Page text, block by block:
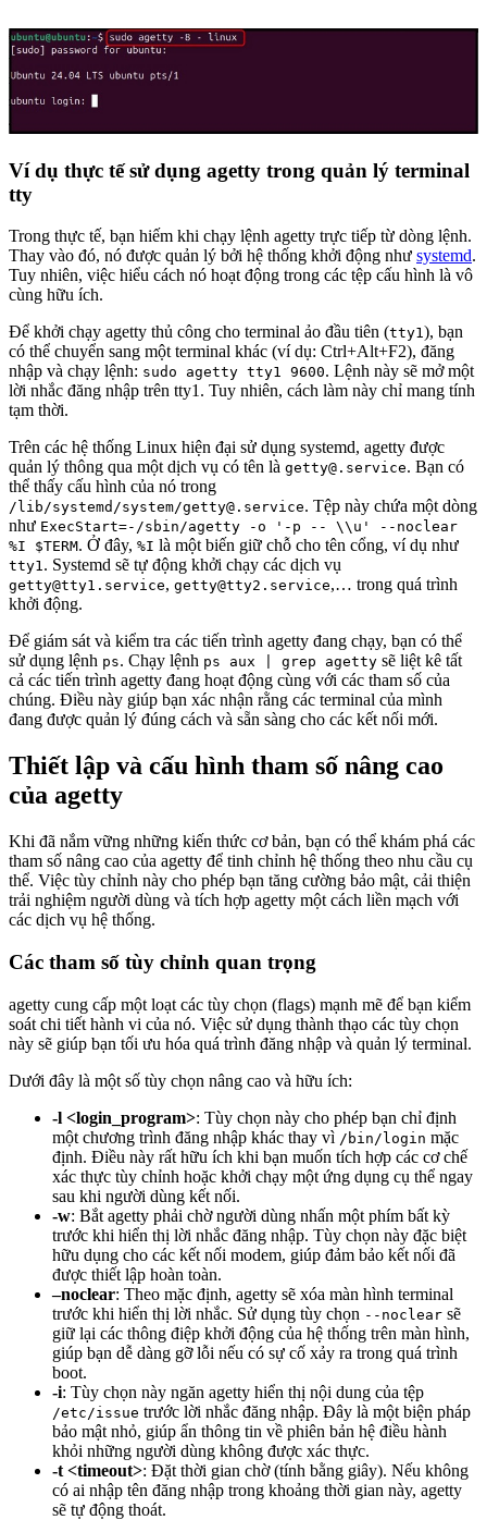
Ví dụ thực tế sử dụng agetty trong quản lý terminal
tty
Trong thực tế, bạn hiếm khi chạy lệnh agetty trực tiếp từ dòng lệnh.
Thay vào đó, nó được quản lý bởi hệ thống khởi động như systemd.
Tuy nhiên, việc hiểu cách nó hoạt động trong các tệp cấu hình là vô
cùng hữu ích.
Để khởi chạy agetty thủ công cho terminal ảo đầu tiên (tty1), bạn
có thể chuyển sang một terminal khác (ví dụ: Ctrl+Alt+F2), đăng
nhập và chạy lệnh: sudo agetty tty1 9600. Lệnh này sẽ mở một
lời nhắc đăng nhập trên tty1. Tuy nhiên, cách làm này chỉ mang tính
tạm thời.
Trên các hệ thống Linux hiện đại sử dụng systemd, agetty được
quản lý thông qua một dịch vụ có tên là getty@.service. Bạn có
thể thấy cấu hình của nó trong
/lib/systemd/system/getty@.service. Tệp này chứa một dòng
như ExecStart=-/sbin/agetty -o '-p -- \\u' --noclear
%I $TERM. Ở đây, %I là một biến giữ chỗ cho tên cổng, ví dụ như
tty1. Systemd sẽ tự động khởi chạy các dịch vụ
getty@tty1.service, getty@tty2.service,… trong quá trình
khởi động.
Để giám sát và kiểm tra các tiến trình agetty đang chạy, bạn có thể
sử dụng lệnh ps. Chạy lệnh ps aux | grep agetty sẽ liệt kê tất
cả các tiến trình agetty đang hoạt động cùng với các tham số của
chúng. Điều này giúp bạn xác nhận rằng các terminal của mình
đang được quản lý đúng cách và sẵn sàng cho các kết nối mới.
Thiết lập và cấu hình tham số nâng cao
của agetty
Khi đã nắm vững những kiến thức cơ bản, bạn có thể khám phá các
tham số nâng cao của agetty để tinh chỉnh hệ thống theo nhu cầu cụ
thể. Việc tùy chỉnh này cho phép bạn tăng cường bảo mật, cải thiện
trải nghiệm người dùng và tích hợp agetty một cách liền mạch với
các dịch vụ hệ thống.
Các tham số tùy chỉnh quan trọng
agetty cung cấp một loạt các tùy chọn (flags) mạnh mẽ để bạn kiểm
soát chi tiết hành vi của nó. Việc sử dụng thành thạo các tùy chọn
này sẽ giúp bạn tối ưu hóa quá trình đăng nhập và quản lý terminal.
Dưới đây là một số tùy chọn nâng cao và hữu ích:
-l <login_program>: Tùy chọn này cho phép bạn chỉ định
một chương trình đăng nhập khác thay vì /bin/login mặc
định. Điều này rất hữu ích khi bạn muốn tích hợp các cơ chế
xác thực tùy chỉnh hoặc khởi chạy một ứng dụng cụ thể ngay
sau khi người dùng kết nối.
-w: Bắt agetty phải chờ người dùng nhấn một phím bất kỳ
trước khi hiển thị lời nhắc đăng nhập. Tùy chọn này đặc biệt
hữu dụng cho các kết nối modem, giúp đảm bảo kết nối đã
được thiết lập hoàn toàn.
–noclear: Theo mặc định, agetty sẽ xóa màn hình terminal
trước khi hiển thị lời nhắc. Sử dụng tùy chọn --noclear sẽ
giữ lại các thông điệp khởi động của hệ thống trên màn hình,
giúp bạn dễ dàng gỡ lỗi nếu có sự cố xảy ra trong quá trình
boot.
-i: Tùy chọn này ngăn agetty hiển thị nội dung của tệp
/etc/issue trước lời nhắc đăng nhập. Đây là một biện pháp
bảo mật nhỏ, giúp ẩn thông tin về phiên bản hệ điều hành
khỏi những người dùng không được xác thực.
-t <timeout>: Đặt thời gian chờ (tính bằng giây). Nếu không
có ai nhập tên đăng nhập trong khoảng thời gian này, agetty
sẽ tự động thoát.